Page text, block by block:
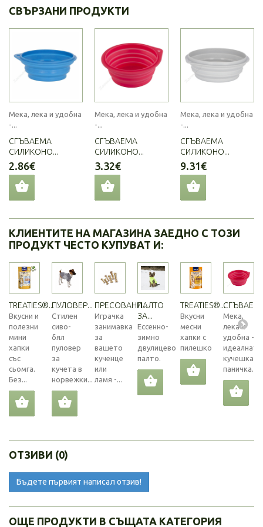
СВЪРЗАНИ ПРОДУКТИ
Мека, лека и удобна
-...
СГЪВАЕМА
СИЛИКОНО...
2.86€
Мека, лека и удобна
-...
СГЪВАЕМА
СИЛИКОНО...
3.32€
Мека, лека и удобна
-...
СГЪВАЕМА
СИЛИКОНО...
9.31€
КЛИЕНТИТЕ НА МАГАЗИНА ЗАЕДНО С ТОЗИ
ПРОДУКТ ЧЕСТО КУПУВАТ И:
TREATIES®...
Вкусни и
полезни
мини
хапки
със
сьомга.
Без...
ПУЛОВЕР...
Стилен
сиво-
бял
пуловер
за
кучета в
норвежки...
ПРЕСОВАНИ...
Играчка
занимавка
за
вашето
кученце
или
ламя -...
ПАЛТО
ЗА...
Ессенно-
зимно
двулицево
палто.
TREATIES®...
Вкусни
месни
хапки с
пилешко
Мека,
лека и
удобна -
идеалната
кучешка
паничка...
ОТЗИВИ (0)
Бъдете първият написал отзив!
ОЩЕ ПРОДУКТИ В СЪЩАТА КАТЕГОРИЯ